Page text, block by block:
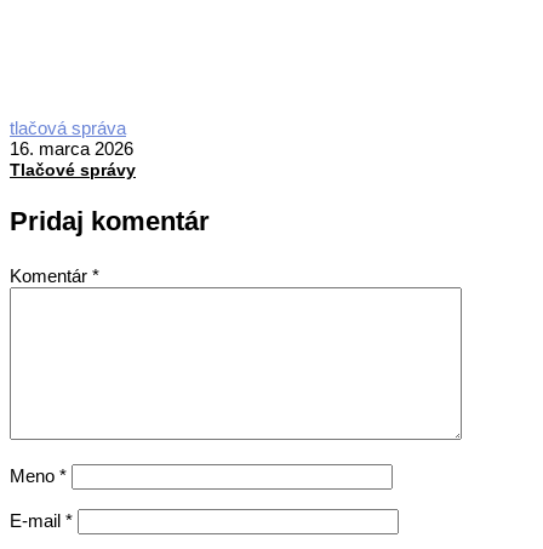
2026-
03-
16
tlačová správa
16. marca 2026
Tlačové správy
Pridaj komentár
Komentár *
Meno *
E-mail *